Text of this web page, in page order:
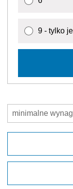
9 - tylko
minimalne